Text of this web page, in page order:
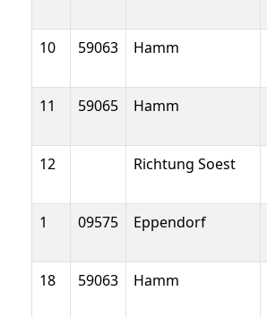
10 59063 Hamm
11 59065 Hamm
12 Richtung Soest
1 09575 Eppendorf
18 59063 Hamm